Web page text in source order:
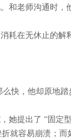
和老师沟通时
耗在无休止的
快，他却原地
她提出了 “固定
就容易崩溃；